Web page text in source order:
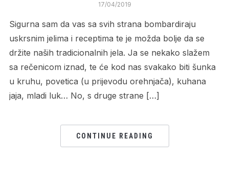
17/04/2019
Sigurna sam da vas sa svih strana bombardiraju
uskrsnim jelima i receptima te je možda bolje da se
držite naših tradicionalnih jela. Ja se nekako slažem
sa rečenicom iznad, te će kod nas svakako biti šunka
u kruhu, povetica (u prijevodu orehnjača), kuhana
jaja, mladi luk… No, s druge strane […]
CONTINUE READING